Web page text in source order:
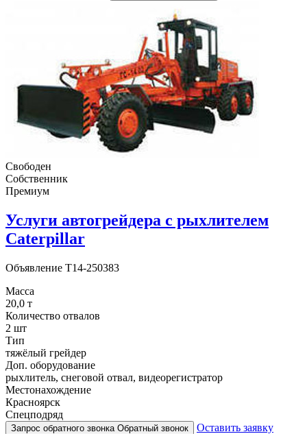
Свободен
Собственник
Премиум
Услуги автогрейдера с рыхлителем
Caterpillar
Объявление T14-250383
Масса
20,0 т
Количество отвалов
2 шт
Тип
тяжёлый грейдер
Доп. оборудование
рыхлитель, снеговой отвал, видеорегистратор
Местонахождение
Красноярск
Спецподряд
Запрос обратного звонка Обратный звонок Оставить заявку